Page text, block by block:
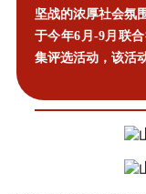
坚战的浓厚社会氛
于今年6月-9月联
集评选活动，该活